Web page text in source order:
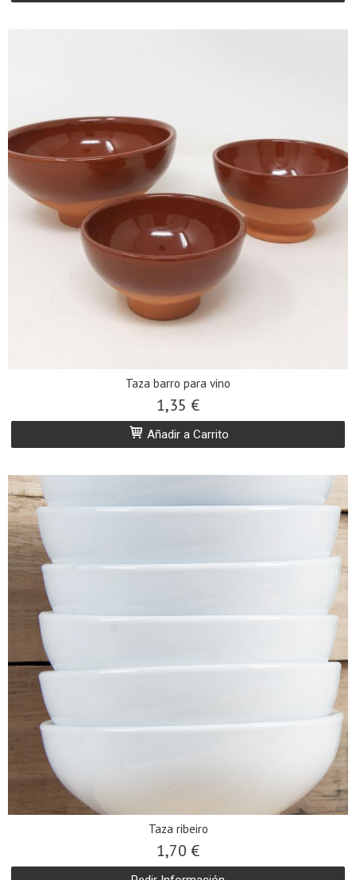
Taza barro para vino
1,35 €
Añadir a Carrito
Taza ribeiro
1,70 €